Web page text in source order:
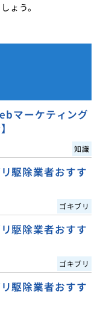
ょう。
マーケティング
知識
駆除業者おすす
ゴキブリ
駆除業者おすす
ゴキブリ
駆除業者おすす